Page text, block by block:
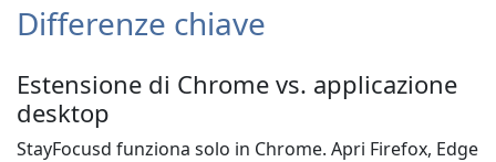
Differenze chiave
Estensione di Chrome vs. applicazione
desktop
StayFocusd funziona solo in Chrome. Apri Firefox, Edge